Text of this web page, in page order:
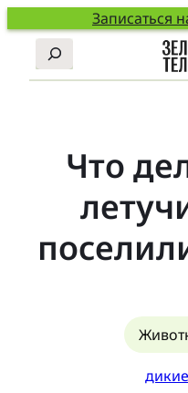
Записаться
Поиск
Что